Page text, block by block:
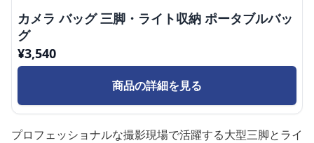
カメラ バッグ 三脚・ライト収納 ポータブルバッ
グ
¥3,540
商品の詳細を見る
プロフェッショナルな撮影現場で活躍する大型三脚とライ